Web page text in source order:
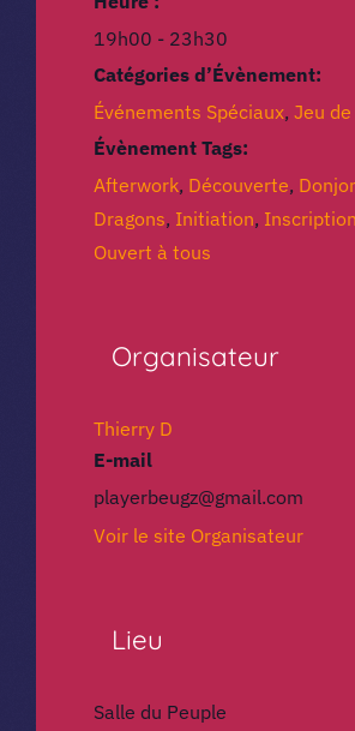
19h00 - 23h30
Catégories d’Évènement:
Événements Spéciaux, Jeu de
Évènement Tags:
Afterwork, Découverte,
Dragons, Initiation,
Ouvert à tous
Organisateur
Thierry D
E-mail
playerbeugz@gmail.com
Voir le site Organisateur
Lieu
Salle du Peuple